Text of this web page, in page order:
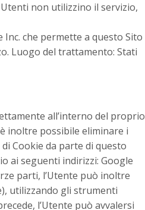
non utilizzino il servizio,
che permette a questo Sito
Luogo del trattamento: Stati
all’interno del proprio
inoltre possibile eliminare i
Cookie da parte di questo
ai seguenti indirizzi: Google
parti, l’Utente può inoltre
utilizzando gli strumenti
l’Utente può avvalersi